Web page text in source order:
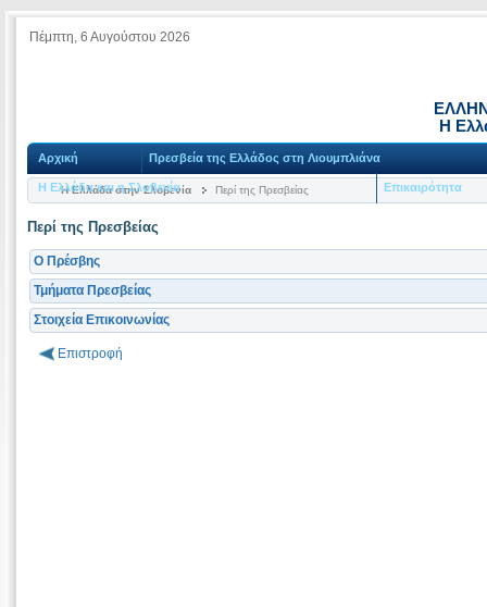
Πέμπτη, 6 Αυγούστου 2026
Η
Αρχική Πρεσβεία της Ελλάδος στη Λιουμπλιάνα
Η Ελλάδα και η Σλοβενία Επικαιρότητα
Η Ελλάδα στην Σλοβενία Περί της Πρεσβείας
Περί της Πρεσβείας
O Πρέσβης
Τμήματα Πρεσβείας
Στοιχεία Επικοινωνίας
Επιστροφή